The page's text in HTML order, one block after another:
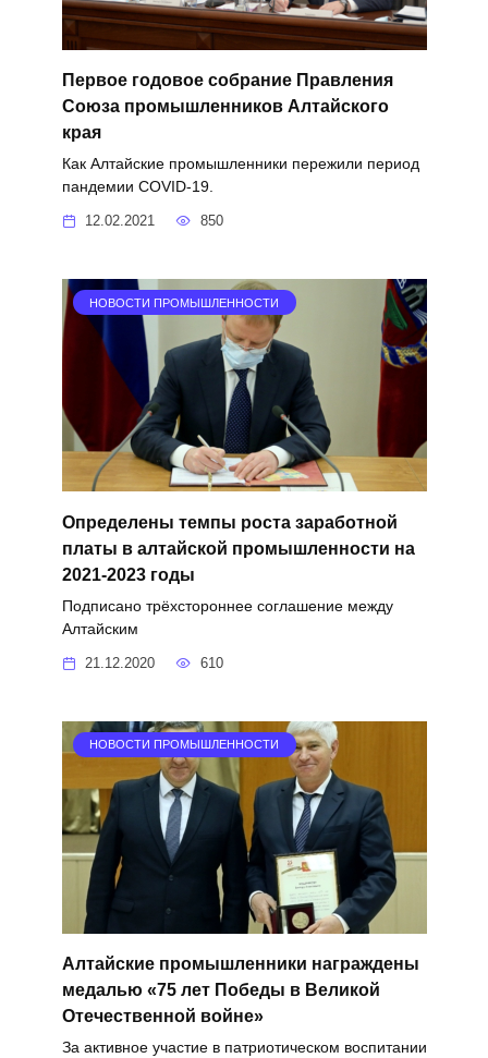
Первое годовое собрание Правления
Союза промышленников Алтайского
края
Как Алтайские промышленники пережили период
пандемии COVID-19.
12.02.2021 850
НОВОСТИ ПРОМЫШЛЕННОСТИ
Определены темпы роста заработной
платы в алтайской промышленности на
2021-2023 годы
Подписано трёхстороннее соглашение между
Алтайским
21.12.2020 610
НОВОСТИ ПРОМЫШЛЕННОСТИ
Алтайские промышленники награждены
медалью «75 лет Победы в Великой
Отечественной войне»
За активное участие в патриотическом воспитании